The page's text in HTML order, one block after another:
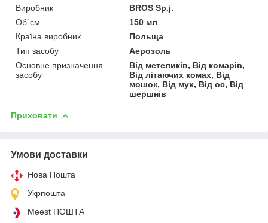
Виробник
BROS Sp.j.
Об`єм
150 мл
Країна виробник
Польща
Тип засобу
Аерозоль
Основне призначення
засобу
Від метеликів, Від комарів,
Від літаючих комах, Від
мошок, Від мух, Від ос, Від
шершнів
Приховати
Умови доставки
Нова Пошта
Укрпошта
Meest ПОШТА